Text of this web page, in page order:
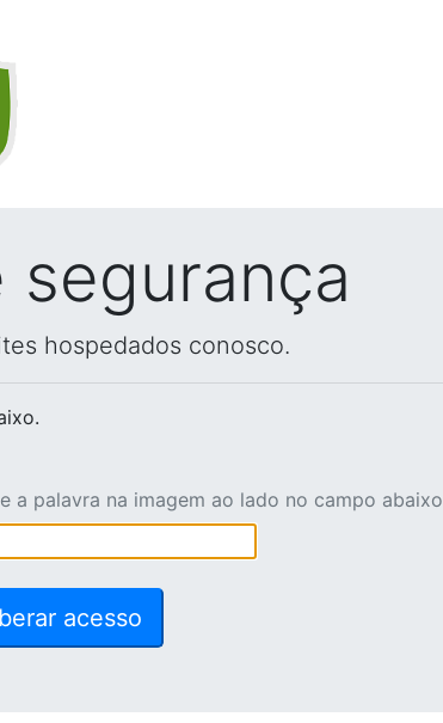
hospedados conosco.
a palavra na imagem ao lado no campo abaixo